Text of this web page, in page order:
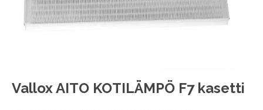
Vallox AITO KOTILÄMPÖ F7 kasetti
Skip
to